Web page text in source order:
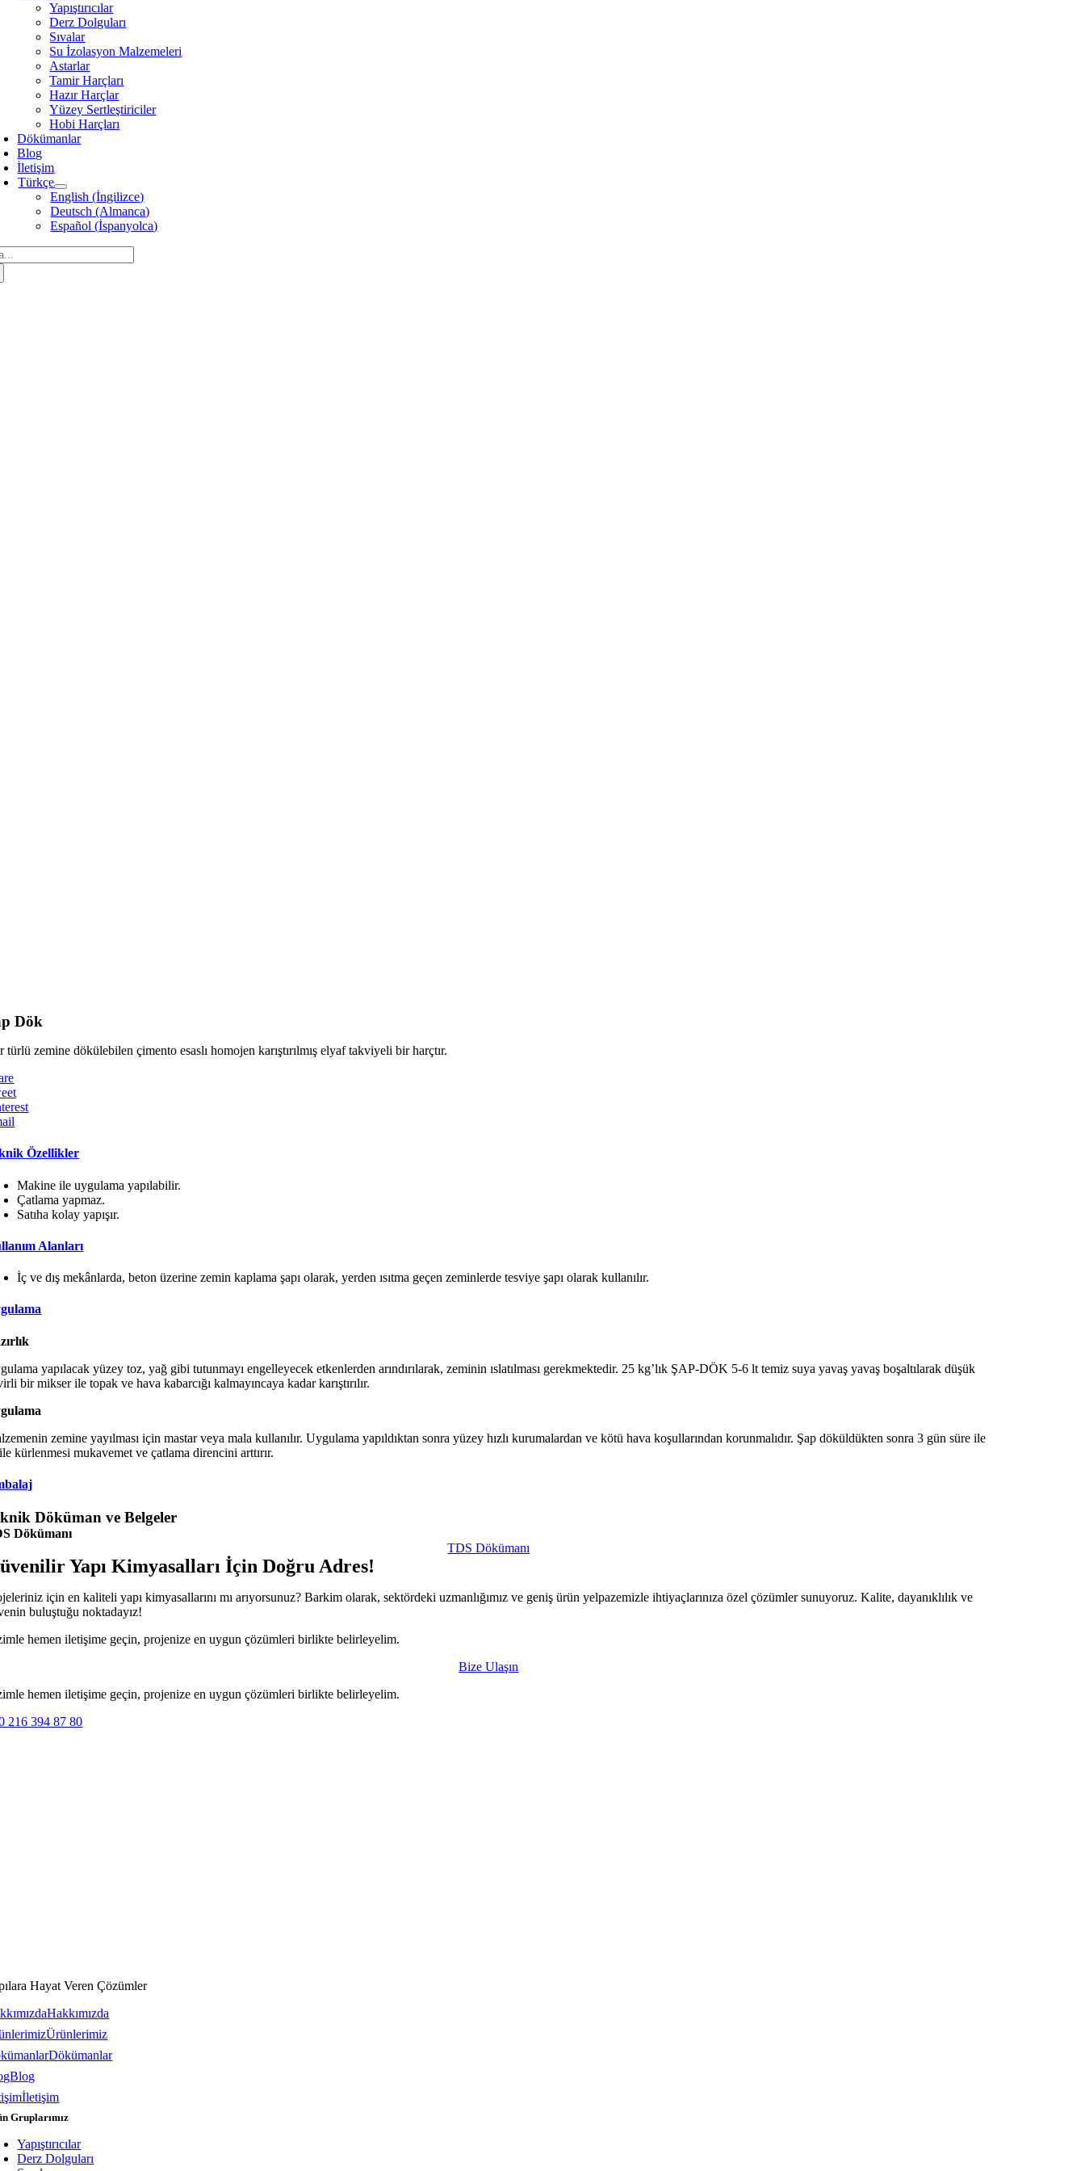
Yapıştırıcılar
Derz Dolguları
Sıvalar
Su İzolasyon Malzemeleri
Astarlar
Tamir Harçları
Hazır Harçlar
Yüzey Sertleştiriciler
Hobi Harçları
Dökümanlar
Blog
İletişim
Türkçe
English (İngilizce)
Deutsch (Almanca)
Español (İspanyolca)
Dök
türlü zemine dökülebilen çimento esaslı homojen karıştırılmış elyaf takviyeli bir harçtır.
Özellikler
Makine ile uygulama yapılabilir.
Çatlama yapmaz.
Satıha kolay yapışır.
Alanları
İç ve dış mekânlarda, beton üzerine zemin kaplama şapı olarak, yerden ısıtma geçen zeminlerde tesviye şapı olarak kullanılır.
yapılacak yüzey toz, yağ gibi tutunmayı engelleyecek etkenlerden arındırılarak, zeminin ıslatılması gerekmektedir. 25 kg’lık ŞAP-DÖK 5-6 lt temiz suya yavaş yavaş boşaltılarak düşük
bir mikser ile topak ve hava kabarcığı kalmayıncaya kadar karıştırılır.
zemine yayılması için mastar veya mala kullanılır. Uygulama yapıldıktan sonra yüzey hızlı kurumalardan ve kötü hava koşullarından korunmalıdır. Şap döküldükten sonra 3 gün süre ile
kürlenmesi mukavemet ve çatlama direncini arttırır.
Döküman ve Belgeler
Dökümanı
TDS Dökümanı
Yapı Kimyasalları İçin Doğru Adres!
için en kaliteli yapı kimyasallarını mı arıyorsunuz? Barkim olarak, sektördeki uzmanlığımız ve geniş ürün yelpazemizle ihtiyaçlarınıza özel çözümler sunuyoruz. Kalite, dayanıklılık ve
buluştuğu noktadayız!
hemen iletişime geçin, projenize en uygun çözümleri birlikte belirleyelim.
Bize Ulaşın
hemen iletişime geçin, projenize en uygun çözümleri birlikte belirleyelim.
216 394 87 80
Hayat Veren Çözümler
Hakkımızda
Ürünlerimiz
Dökümanlar
Blog
İletişim
Gruplarımız
Yapıştırıcılar
Derz Dolguları